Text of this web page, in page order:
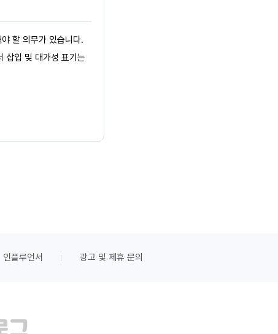
할 의무가 있습니다.
삽입 및 대가성 표기는
인플루언서 광고 및 제휴 문의